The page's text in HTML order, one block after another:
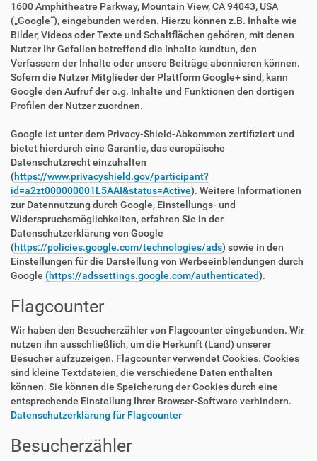
1600 Amphitheatre Parkway, Mountain View, CA 94043, USA
(„Google“), eingebunden werden. Hierzu können z.B. Inhalte wie
Bilder, Videos oder Texte und Schaltflächen gehören, mit denen
Nutzer Ihr Gefallen betreffend die Inhalte kundtun, den
Verfassern der Inhalte oder unsere Beiträge abonnieren können.
Sofern die Nutzer Mitglieder der Plattform Google+ sind, kann
Google den Aufruf der o.g. Inhalte und Funktionen den dortigen
Profilen der Nutzer zuordnen.
Google ist unter dem Privacy-Shield-Abkommen zertifiziert und
bietet hierdurch eine Garantie, das europäische
Datenschutzrecht einzuhalten
(https://www.privacyshield.gov/participant?
id=a2zt000000001L5AAI&status=Active). Weitere Informationen
zur Datennutzung durch Google, Einstellungs- und
Widerspruchsmöglichkeiten, erfahren Sie in der
Datenschutzerklärung von Google
(https://policies.google.com/technologies/ads) sowie in den
Einstellungen für die Darstellung von Werbeeinblendungen durch
Google (https://adssettings.google.com/authenticated).
Flagcounter
Wir haben den Besucherzähler von Flagcounter eingebunden. Wir
nutzen ihn ausschließlich, um die Herkunft (Land) unserer
Besucher aufzuzeigen. Flagcounter verwendet Cookies. Cookies
sind kleine Textdateien, die verschiedene Daten enthalten
können. Sie können die Speicherung der Cookies durch eine
entsprechende Einstellung Ihrer Browser-Software verhindern.
Datenschutzerklärung für Flagcounter
Besucherzähler